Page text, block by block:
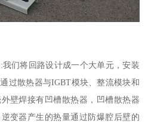
们将回路设计成一个大单元，安装
过散热器与IGBT模块、整流模块和
壁焊接有凹槽散热器，凹槽散热器
变器产生的热量通过防爆腔后壁的